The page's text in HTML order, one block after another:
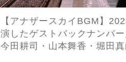
【アナザースカイBGM】
演したゲストバックナンバ
今田耕司・山本舞香・堀田真